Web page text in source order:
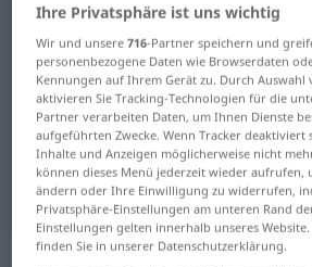
Deutsch-Spanisch Wörterbuch
Deutsch-Spanisch
"Launenhaftigkeit"
"Launenhaftigkeit"
Übersetzung
„Launenhaftigkeit“
Ihre Privatsphäre ist uns wichtig
Wir und unsere716-Partner speichern und
personenbezogene Daten wie Browserdaten
Kennungen auf Ihrem Gerät zu. Durch Auswahl
aktivieren Sie Tracking-Technologien für die
Partner verarbeiten Daten, um Ihnen Dienste
aufgeführten Zwecke. Wenn Tracker deaktiviert
Inhalte und Anzeigen möglicherweise nicht
können dieses Menü jederzeit wieder aufrufen,
ändern oder Ihre Einwilligung zu widerrufen,
Privatsphäre-Einstellungen am unteren Rand
Einstellungen gelten innerhalb unseres
finden Sie in unserer Datenschutzerklärung.